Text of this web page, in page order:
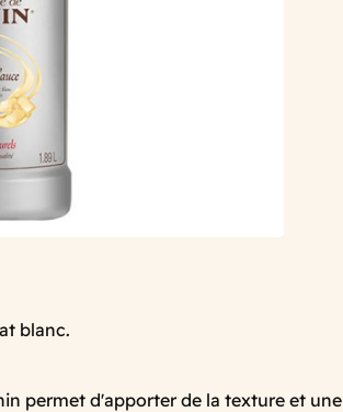
blanc.
permet d'apporter de la texture et une